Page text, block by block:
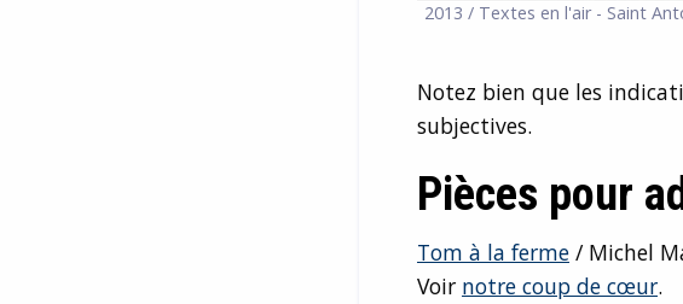
2013 / Textes en l'air - Saint
Notez bien que les
subjectives.
Pièces pour
Tom à la ferme / Michel
Voir notre coup de cœur.